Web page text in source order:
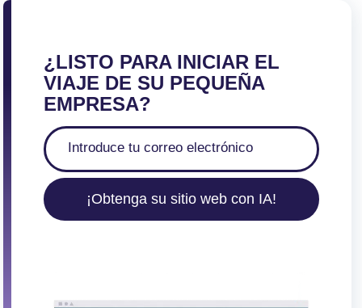
¿LISTO PARA INICIAR EL
VIAJE DE SU PEQUEÑA
EMPRESA?
¡Obtenga su sitio web con IA!